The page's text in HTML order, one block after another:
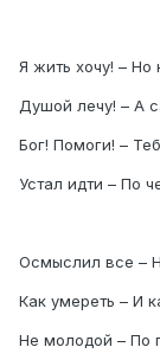
Я жить хочу! – Но
Душой лечу! – А
Бог! Помоги! –
Устал идти – По
Осмыслил все –
Как умереть – И
Не молодой – По